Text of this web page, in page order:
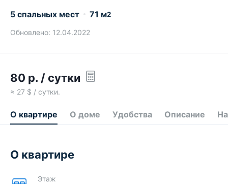
5 спальных мест 71 м2
Обновлено: 12.04.2022
80 р. / сутки
≈ 27 $ / сутки.
О квартире О доме Удобства Описание
О квартире
Этаж